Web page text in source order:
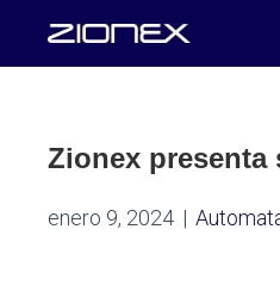
Zionex presenta
enero 9, 2024 |